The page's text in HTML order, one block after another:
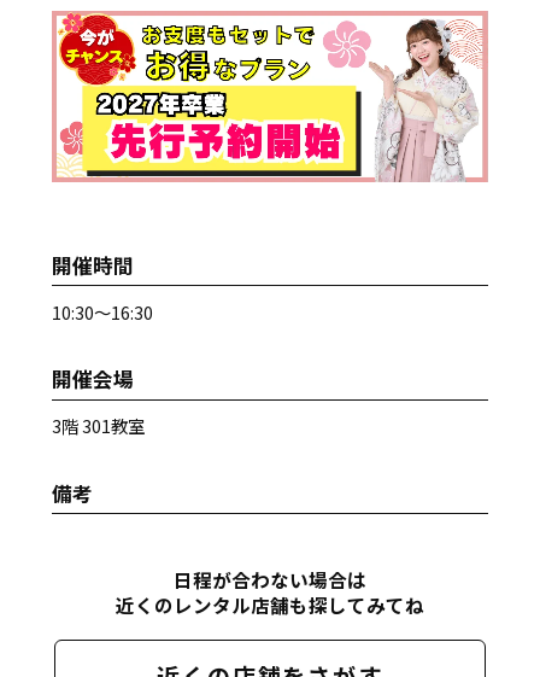
開催時間
10:30～16:30
開催会場
3階 301教室
備考
日程が合わない場合は
近くのレンタル店舗も探してみてね